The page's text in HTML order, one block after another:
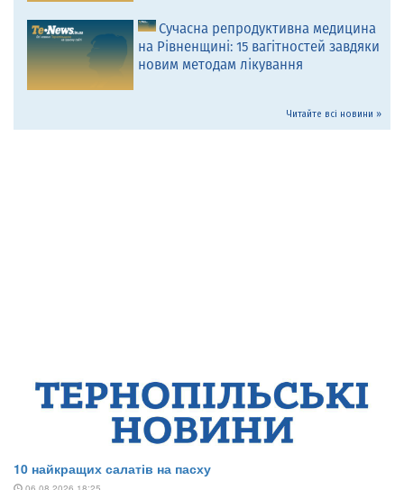
Сучасна репродуктивна медицина
на Рівненщині: 15 вагітностей завдяки
новим методам лікування
Читайте всі новини »